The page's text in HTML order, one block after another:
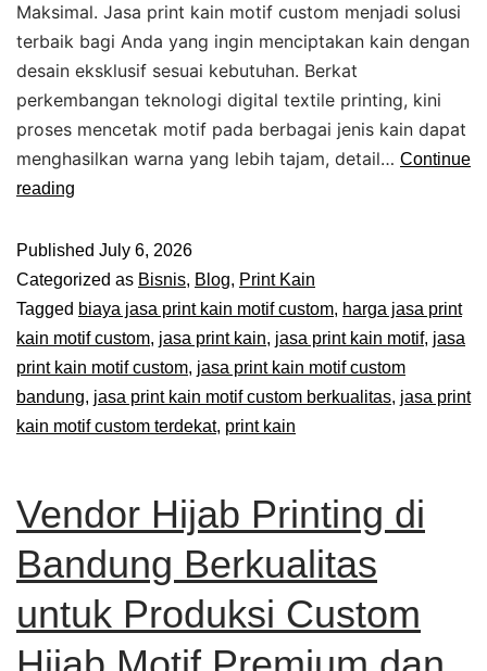
Maksimal. Jasa print kain motif custom menjadi solusi
terbaik bagi Anda yang ingin menciptakan kain dengan
desain eksklusif sesuai kebutuhan. Berkat
perkembangan teknologi digital textile printing, kini
proses mencetak motif pada berbagai jenis kain dapat
menghasilkan warna yang lebih tajam, detail… Continue
reading
Published July 6, 2026
Categorized as Bisnis, Blog, Print Kain
Tagged biaya jasa print kain motif custom, harga jasa print
kain motif custom, jasa print kain, jasa print kain motif, jasa
print kain motif custom, jasa print kain motif custom
bandung, jasa print kain motif custom berkualitas, jasa print
kain motif custom terdekat, print kain
Vendor Hijab Printing di
Bandung Berkualitas
untuk Produksi Custom